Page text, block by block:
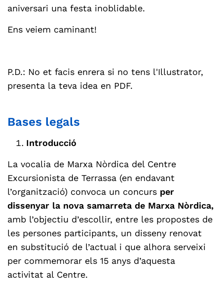
aniversari una festa inoblidable.
Ens veiem caminant!
P.D.: No et facis enrera si no tens l'Illustrator,
presenta la teva idea en PDF.
Bases legals
Introducció
La vocalia de Marxa Nòrdica del Centre
Excursionista de Terrassa (en endavant
l’organització) convoca un concurs per
dissenyar la nova samarreta de Marxa Nòrdica,
amb l’objectiu d’escollir, entre les propostes de
les persones participants, un disseny renovat
en substitució de l’actual i que alhora serveixi
per commemorar els 15 anys d’aquesta
activitat al Centre.